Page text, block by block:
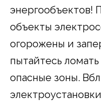
энергообъектов!
объекты
огорожены и
пытайтесь
опасные зоны.